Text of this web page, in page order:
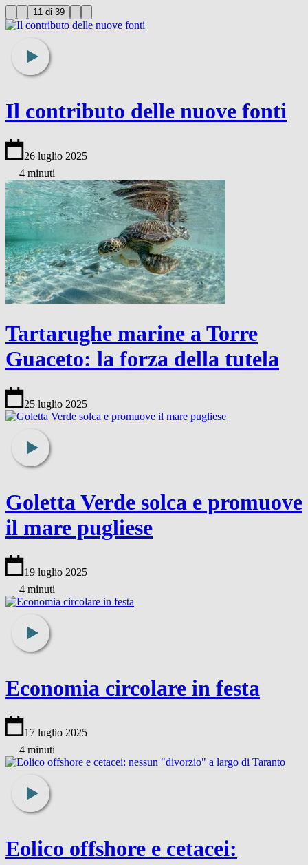
11 di 39
Il contributo delle nuove fonti
26 luglio 2025
4 minuti
Tartarughe marine a Torre
Guaceto: la forza della tutela
25 luglio 2025
Goletta Verde solca e promuove
il mare pugliese
19 luglio 2025
4 minuti
Economia circolare in festa
17 luglio 2025
4 minuti
Eolico offshore e cetacei: